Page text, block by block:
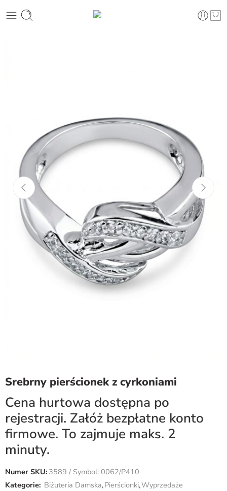
Srebrny pierścionek z cyrkoniami
Cena hurtowa dostępna po
rejestracji. Załóż bezpłatne konto
firmowe. To zajmuje maks. 2
minuty.
Numer SKU: 3589 / Symbol: 0062/P410
Kategorie: Biżuteria Damska,Pierścionki,Wyprzedaże